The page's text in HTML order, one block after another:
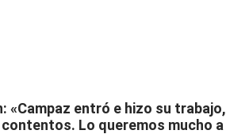
«Campaz entró e hizo su trabajo,
Lo queremos mucho a